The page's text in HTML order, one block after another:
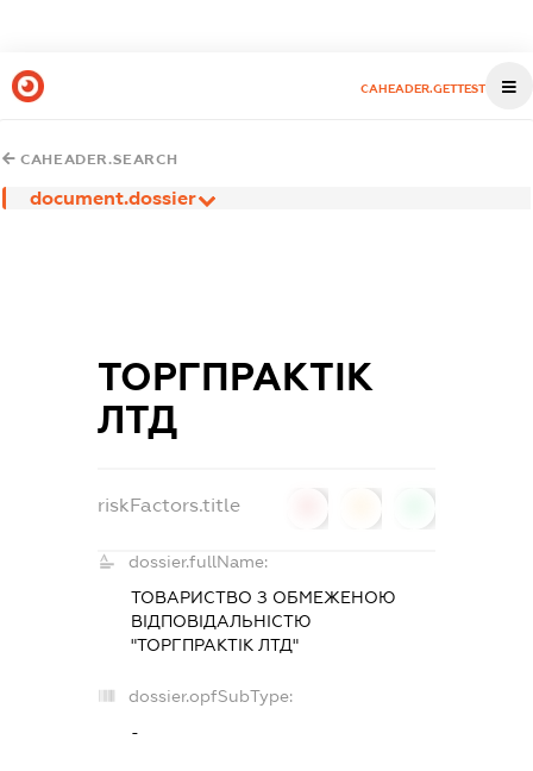
CAHEADER.GETTEST
CAHEADER.SEARCH
document.dossier
ТОРГПРАКТІК
ЛТД
riskFactors.title
dossier.fullName:
ТОВАРИСТВО З ОБМЕЖЕНОЮ
ВІДПОВІДАЛЬНІСТЮ
"ТОРГПРАКТІК ЛТД"
dossier.opfSubType:
-